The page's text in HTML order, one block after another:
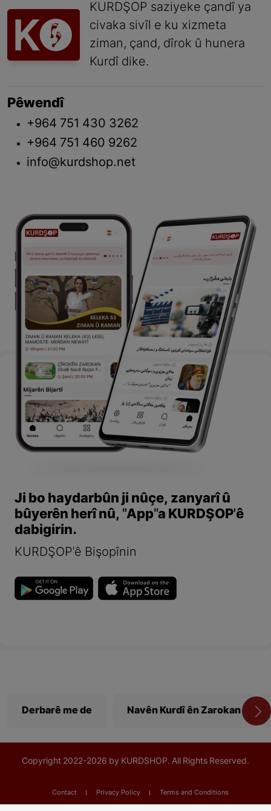
KURDŞOP saziyeke çandî ya
civaka sivîl e ku xizmeta
ziman, çand, dîrok û hunera
Kurdî dike.
Pêwendî
+964 751 430 3262
+964 751 460 9262
info@kurdshop.net
Ji bo haydarbûn ji nûçe, zanyarî û
bûyerên herî nû, "App"a KURDŞOP'ê
dabigirin.
KURDŞOP'ê Bişopînin
Derbarê me de Navên Kurdî ên Zarokan
Copyright 2022-2026 by KURDSHOP. All Rights Reserved.
Contact Privacy Policy Terms and Conditions